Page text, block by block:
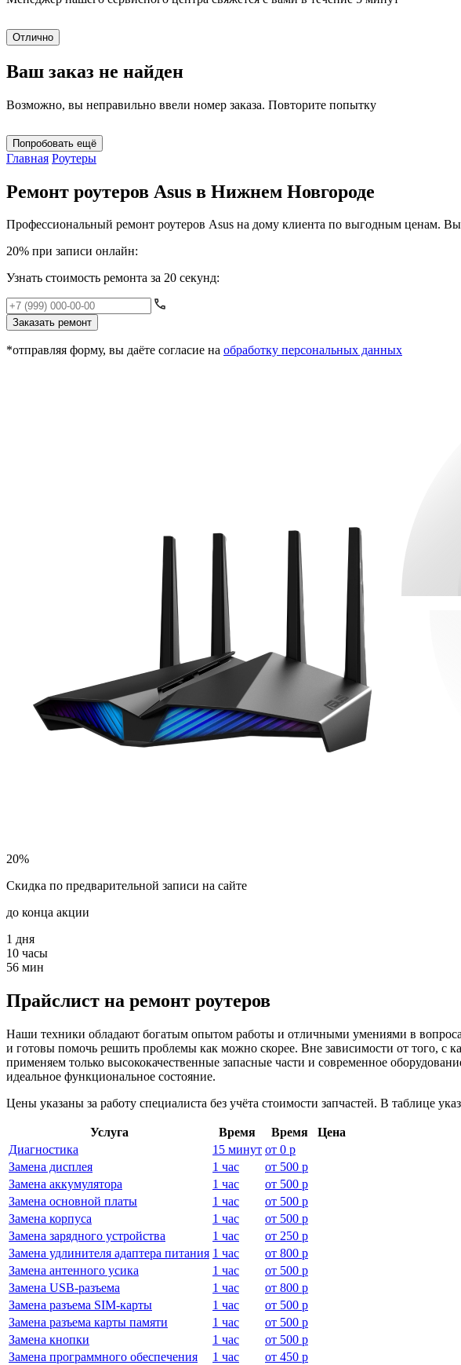
Отлично
Ваш заказ не найден
Возможно, вы неправильно ввели номер заказа. Повторите попытку
Попробовать ещё
Главная Роутеры
Ремонт роутеров Asus в Нижнем Новгороде
Профессиональный ремонт роутеров Asus на дому клиента по выгодным ценам.
20% при записи онлайн:
Узнать стоимость ремонта за 20 секунд:
Заказать ремонт
*отправляя форму, вы даёте согласие на обработку персональных данных
20%
Скидка по предварительной записи на сайте
до конца акции
1 дня
10 часы
56 мин
Прайслист на ремонт роутеров
Наши техники обладают богатым опытом работы и отличными умениями в
и готовы помочь решить проблемы как можно скорее. Вне зависимости от того,
применяем только высококачественные запасные части и современное
идеальное функциональное состояние.
Цены указаны за работу специалиста без учёта стоимости запчастей. В таблице
Услуга Время Время
Цена
Диагностика
15 минут от 0 р
Замена дисплея
1 час от 500 р
Замена аккумулятора
1 час от 500 р
Замена основной платы
1 час от 500 р
Замена корпуса
1 час от 500 р
Замена зарядного устройства
1 час от 250 р
Замена удлинителя адаптера питания 1 час от 800 р
Замена антенного усика
1 час от 500 р
Замена USB-разъема
1 час от 800 р
Замена разъема SIM-карты
1 час от 500 р
Замена разъема карты памяти
1 час от 500 р
Замена кнопки
1 час от 500 р
Замена программного обеспечения
1 час от 450 р